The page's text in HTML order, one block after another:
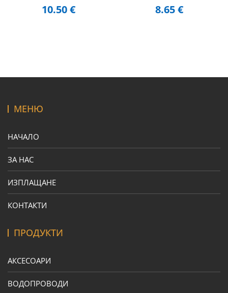
10.50€ 8.65€
МЕНЮ
НАЧАЛО
ЗА НАС
ИЗПЛАЩАНЕ
КОНТАКТИ
ПРОДУКТИ
АКСЕСОАРИ
ВОДОПРОВОДИ